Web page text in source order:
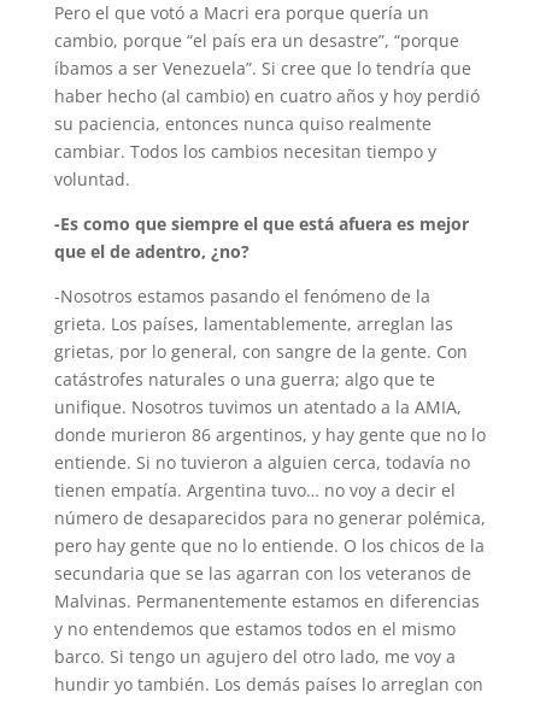
Pero el que votó a Macri era porque quería un
cambio, porque “el país era un desastre”, “porque
íbamos a ser Venezuela”. Si cree que lo tendría que
haber hecho (al cambio) en cuatro años y hoy perdió
su paciencia, entonces nunca quiso realmente
cambiar. Todos los cambios necesitan tiempo y
voluntad.
-Es como que siempre el que está afuera es mejor
que el de adentro, ¿no?
-Nosotros estamos pasando el fenómeno de la
grieta. Los países, lamentablemente, arreglan las
grietas, por lo general, con sangre de la gente. Con
catástrofes naturales o una guerra; algo que te
unifique. Nosotros tuvimos un atentado a la AMIA,
donde murieron 86 argentinos, y hay gente que no lo
entiende. Si no tuvieron a alguien cerca, todavía no
tienen empatía. Argentina tuvo… no voy a decir el
número de desaparecidos para no generar polémica,
pero hay gente que no lo entiende. O los chicos de la
secundaria que se las agarran con los veteranos de
Malvinas. Permanentemente estamos en diferencias
y no entendemos que estamos todos en el mismo
barco. Si tengo un agujero del otro lado, me voy a
hundir yo también. Los demás países lo arreglan con